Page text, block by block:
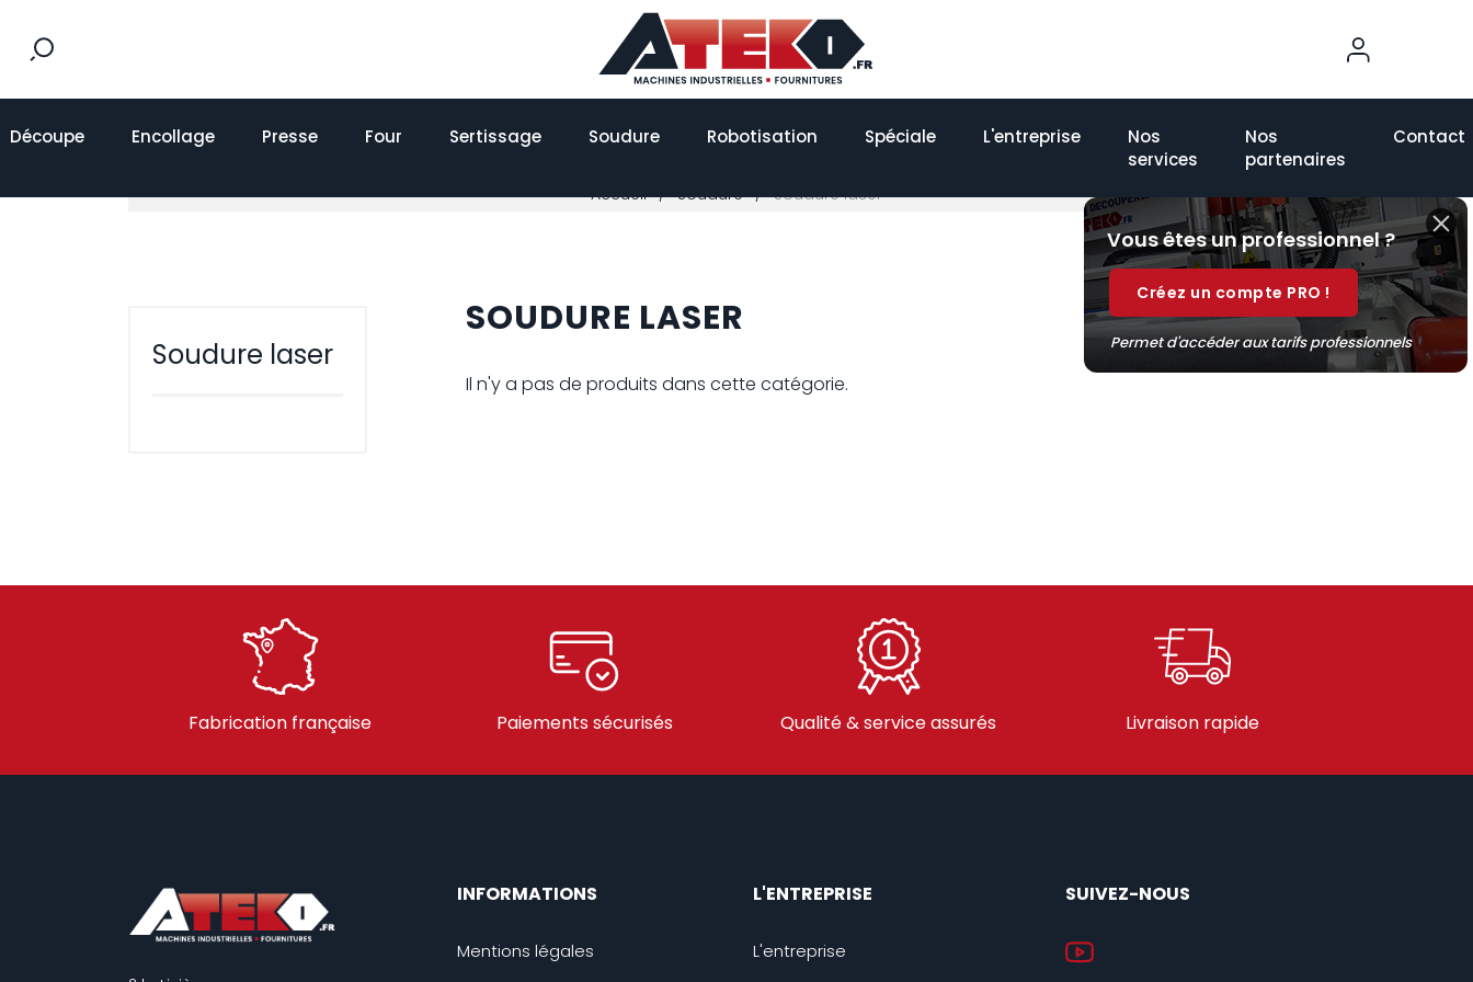
Découpe Encollage Presse Four Sertissage Soudure Robotisation Spéciale L'entreprise
Nos
services
Nos
partenaires
Contact
Accueil Soudure Soudure laser
Soudure laser
SOUDURE LASER
Il n'y a pas de produits dans cette catégorie.
Fabrication française Paiements sécurisés Qualité & service assurés Livraison rapide
INFORMATIONS
Mentions légales
L'ENTREPRISE
L'entreprise
SUIVEZ-NOUS
Vous êtes un professionnel ?
Permet d'accéder aux tarifs professionnels
Créez un compte PRO !